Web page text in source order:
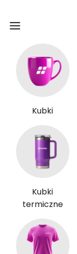
Kubki
Kubki
termiczne